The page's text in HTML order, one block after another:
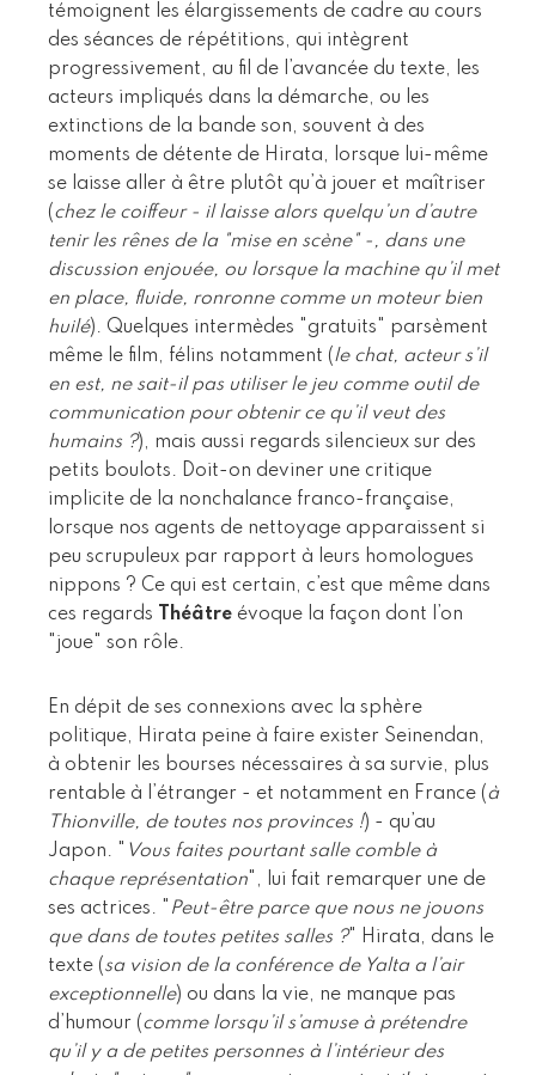
témoignent les élargissements de cadre au cours
des séances de répétitions, qui intègrent
progressivement, au fil de l’avancée du texte, les
acteurs impliqués dans la démarche, ou les
extinctions de la bande son, souvent à des
moments de détente de Hirata, lorsque lui-même
se laisse aller à être plutôt qu’à jouer et maîtriser
(chez le coiffeur - il laisse alors quelqu’un d’autre
tenir les rênes de la "mise en scène" -, dans une
discussion enjouée, ou lorsque la machine qu’il met
en place, fluide, ronronne comme un moteur bien
huilé). Quelques intermèdes "gratuits" parsèment
même le film, félins notamment (le chat, acteur s’il
en est, ne sait-il pas utiliser le jeu comme outil de
communication pour obtenir ce qu’il veut des
humains ?), mais aussi regards silencieux sur des
petits boulots. Doit-on deviner une critique
implicite de la nonchalance franco-française,
lorsque nos agents de nettoyage apparaissent si
peu scrupuleux par rapport à leurs homologues
nippons ? Ce qui est certain, c’est que même dans
ces regards
Théâtre évoque la façon dont l’on
"joue" son rôle.
En dépit de ses connexions avec la sphère
politique, Hirata peine à faire exister Seinendan,
à obtenir les bourses nécessaires à sa survie, plus
rentable à l’étranger - et notamment en France (à
Thionville, de toutes nos provinces !) - qu’au
Japon. "
Vous faites pourtant salle comble à
chaque représentation ", lui fait remarquer une de
ses actrices. "
Peut-être parce que nous ne jouons
que dans de toutes petites salles ?" Hirata, dans le
texte (sa vision de la conférence de Yalta a l’air
exceptionnelle) ou dans la vie, ne manque pas
d’humour (comme lorsqu’il s’amuse à prétendre
qu’il y a de petites personnes à l’intérieur des